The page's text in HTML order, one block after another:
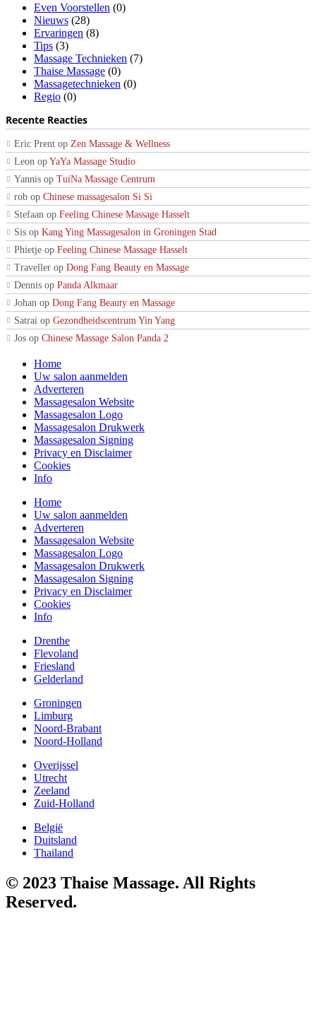
Even Voorstellen (0)
Nieuws (28)
Ervaringen (8)
Tips (3)
Massage Technieken (7)
Thaise Massage (0)
Massagetechnieken (0)
Regio (0)
Recente Reacties
Eric Prent op Zen Massage & Wellness
Leon op YaYa Massage Studio
Yannis op TuiNa Massage Centrum
rob op Chinese massagesalon Si Si
Stefaan op Feeling Chinese Massage Hasselt
Sis op Kang Ying Massagesalon in Groningen Stad
Phietje op Feeling Chinese Massage Hasselt
Traveller op Dong Fang Beauty en Massage
Dennis op Panda Alkmaar
Johan op Dong Fang Beauty en Massage
Satrai op Gezondheidscentrum Yin Yang
Jos op Chinese Massage Salon Panda 2
Home
Uw salon aanmelden
Adverteren
Massagesalon Website
Massagesalon Logo
Massagesalon Drukwerk
Massagesalon Signing
Privacy en Disclaimer
Cookies
Info
Home
Uw salon aanmelden
Adverteren
Massagesalon Website
Massagesalon Logo
Massagesalon Drukwerk
Massagesalon Signing
Privacy en Disclaimer
Cookies
Info
Drenthe
Flevoland
Friesland
Gelderland
Groningen
Limburg
Noord-Brabant
Noord-Holland
Overijssel
Utrecht
Zeeland
Zuid-Holland
België
Duitsland
Thailand
© 2023 Thaise Massage. All Rights
Reserved.